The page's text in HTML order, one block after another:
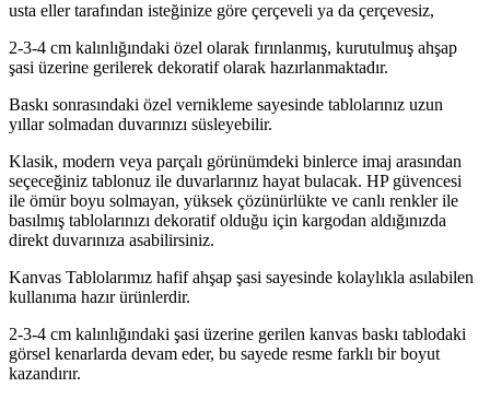
usta eller tarafından isteğinize göre çerçeveli ya da çerçevesiz,
2-3-4 cm kalınlığındaki özel olarak fırınlanmış, kurutulmuş ahşap
şasi üzerine gerilerek dekoratif olarak hazırlanmaktadır.
Baskı sonrasındaki özel vernikleme sayesinde tablolarınız uzun
yıllar solmadan duvarınızı süsleyebilir.
Klasik, modern veya parçalı görünümdeki binlerce imaj arasından
seçeceğiniz tablonuz ile duvarlarınız hayat bulacak. HP güvencesi
ile ömür boyu solmayan, yüksek çözünürlükte ve canlı renkler ile
basılmış tablolarınızı dekoratif olduğu için kargodan aldığınızda
direkt duvarınıza asabilirsiniz.
Kanvas Tablolarımız hafif ahşap şasi sayesinde kolaylıkla asılabilen
kullanıma hazır ürünlerdir.
2-3-4 cm kalınlığındaki şasi üzerine gerilen kanvas baskı tablodaki
görsel kenarlarda devam eder, bu sayede resme farklı bir boyut
kazandırır.